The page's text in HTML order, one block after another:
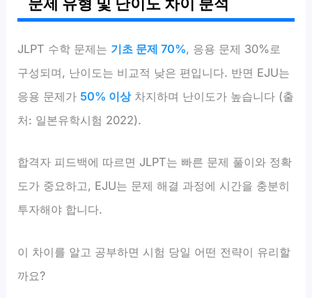
JLPT 수학 문제는 기초 문제 70%, 응용 문제 30%로
구성되며, 난이도는 비교적 낮은 편입니다. 반면 EJU는
응용 문제가 50% 이상차지하며 난이도가 높습니다 (출
처: 일본유학시험 2022).
합격자 피드백에 따르면 JLPT는 빠른 문제 풀이와 정확
도가 중요하고, EJU는 문제 해결 과정에 시간을 충분히
투자해야 합니다.
이 차이를 알고 공부하면 시험 당일 어떤 전략이 유리할
까요?